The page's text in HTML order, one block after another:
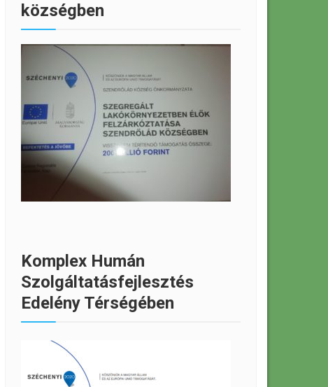
községben
Komplex Humán
Szolgáltatásfejlesztés
Edelény Térségében